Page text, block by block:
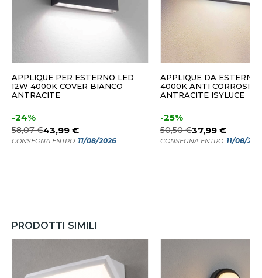
APPLIQUE PER ESTERNO LED
12W 4000K COVER BIANCO
ANTRACITE
-24%
58,07 €43,99 €
CONSEGNA ENTRO: 11/08/2026
APPLIQUE DA ESTERNO
4000K ANTI
ANTRACITE ISYLUCE
-25%
50,50 €37,99 €
CONSEGNA ENTRO: 11/08/
PRODOTTI SIMILI